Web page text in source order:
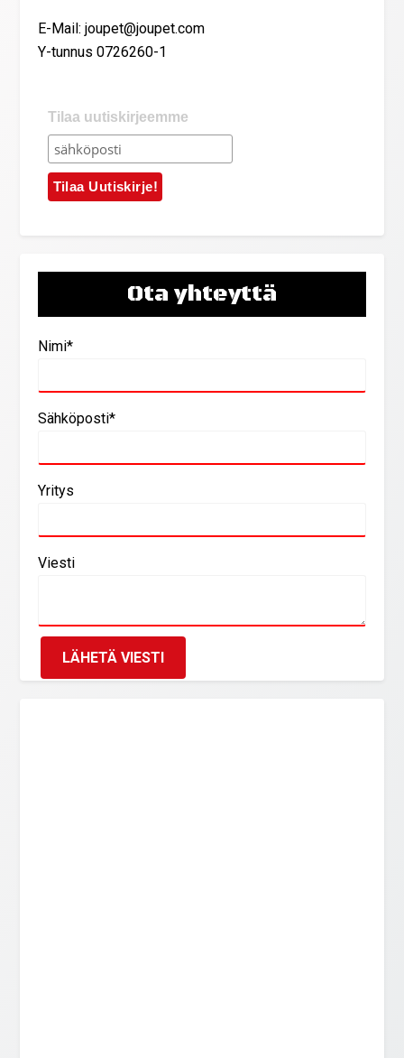
E-Mail: joupet@joupet.com
Y-tunnus 0726260-1
Tilaa uutiskirjeemme
Ota yhteyttä
Nimi*
Sähköposti*
Yritys
Viesti